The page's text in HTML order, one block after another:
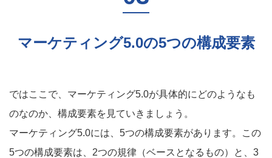
マーケティング5.0の5つの構成要素
ではここで、マーケティング5.0が具体的にどのようなも
のなのか、構成要素を見ていきましょう。
マーケティング5.0には、5つの構成要素があります。この
5つの構成要素は、2つの規律（ベースとなるもの）と、3